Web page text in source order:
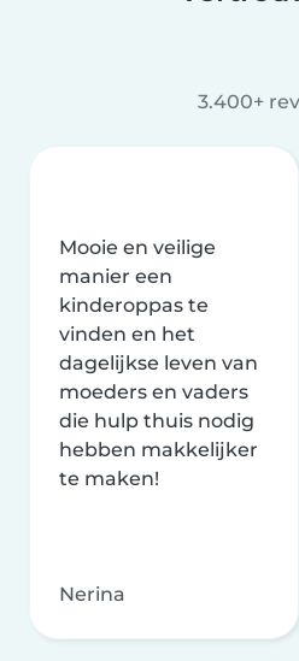
3.400+
Mooie en veilige
manier een
kinderoppas te
vinden en het
dagelijkse leven van
moeders en vaders
die hulp thuis nodig
hebben makkelijker
te maken!
Nerina